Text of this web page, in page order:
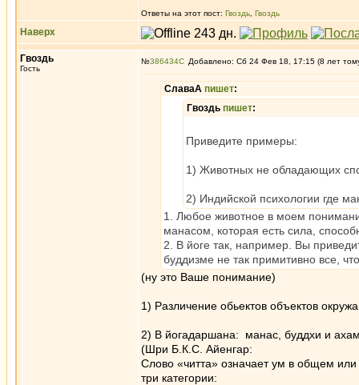
Ответы на этот пост: Гвоздь Гвоздь
Наверх
Гвоздь
Гость
№386434 Добавлено: Сб 24 Фев 18, 17:15 (8 лет
СлаваА пишет:
Гвоздь пишет:
Приведите примеры:
1) Животных не обладающих
2) Индийской психологии где
1. Любое животное в моем
манасом, которая есть сила,
2. В йоге так, например. Вы
буддизме не так примитивно все,
(ну это Ваше понимание)
1) Различение обьектов объектов
2) В йогадаршана: манас, буддхи и
(Шри Б.К.С. Айенгар:
Слово «читта» означает ум в общем
три категории: